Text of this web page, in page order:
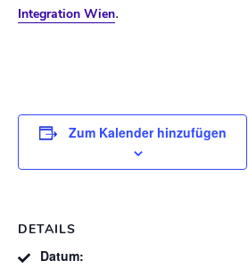
Integration Wien.
Zum Kalender hinzufügen
DETAILS
Datum: